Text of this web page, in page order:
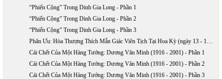
“Phiến Cộng” Trong Dinh Gia Long - Phần 1
“Phiến Cộng” Trong Dinh Gia Long - Phần 2
“Phiến Cộng” Trong Dinh Gia Long - Phần 3
Phân Ưu: Hòa Thượng Thích Mẫn Giác Viên Tịch Tại Hoa Kỳ (ngày 13 - 10 - 2006)
Cái Chết Của Một Hàng Tướng: Dương Văn Minh (1916 - 2001) - Phần 1
Cái Chết Của Một Hàng Tướng: Dương Văn Minh (1916 - 2001) - Phần 2
Cái Chết Của Một Hàng Tướng: Dương Văn Minh (1916 - 2001) - Phần 3